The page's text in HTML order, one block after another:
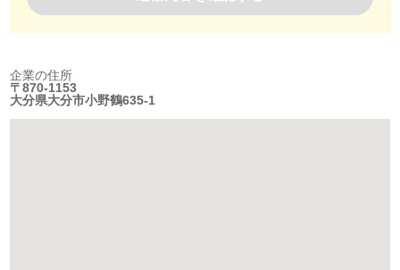
企業の住所
〒870-1153
大分県大分市小野鶴635-1